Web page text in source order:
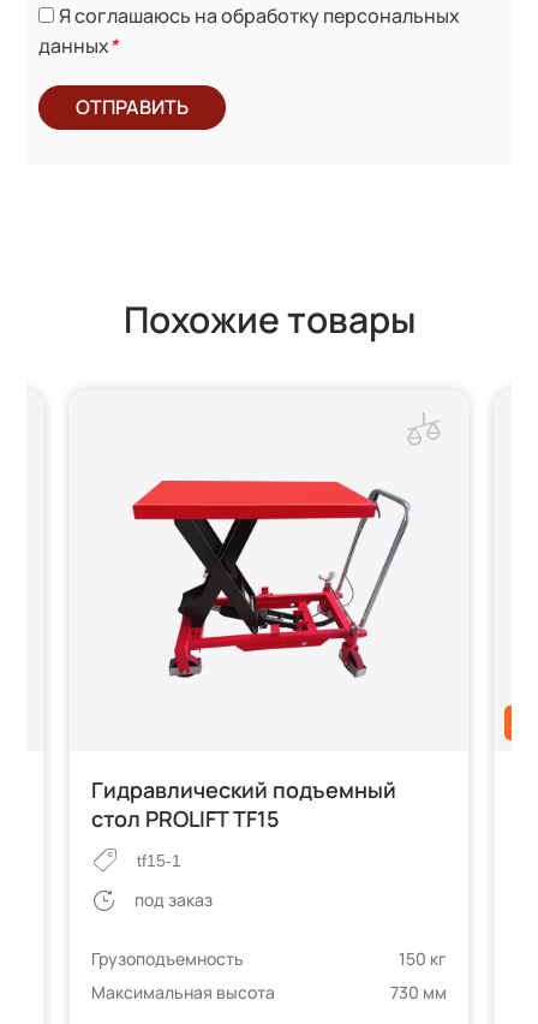
Я соглашаюсь на обработку персональных
данных*
ОТПРАВИТЬ
Похожие товары
Гидравлический подъемный
стол PROLIFT TF15
tf15-1
под заказ
Грузоподъемность
150 кг
Максимальная высота
730 мм